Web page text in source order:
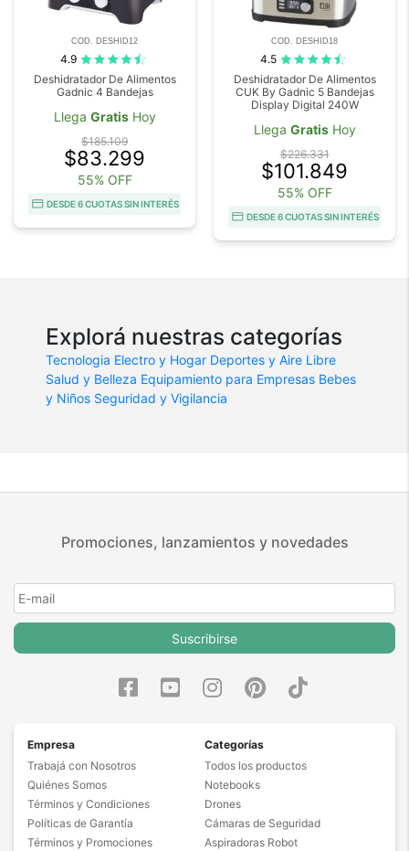
COD. DESHID12
4.9
Deshidratador De Alimentos
Gadnic 4 Bandejas
Llega GratisHoy
$185.109
$83.299
55% OFF
DESDE 6 CUOTAS SIN INTERÉS
COD. DESHID18
4.5
Deshidratador De Alimentos
CUK By Gadnic 5 Bandejas
Display Digital 240W
Llega GratisHoy
$226.331
$101.849
55% OFF
DESDE 6 CUOTAS SIN INTERÉS
Explorá nuestras categorías
Tecnologia Electro y Hogar Deportes y Aire Libre
Salud y Belleza Equipamiento para Empresas Bebes
y Niños Seguridad y Vigilancia
Promociones, lanzamientos y novedades
Suscribirse
Empresa
Trabajá con Nosotros
Quiénes Somos
Términos y Condiciones
Políticas de Garantía
Términos y Promociones
Categorías
Todos los productos
Notebooks
Drones
Cámaras de Seguridad
Aspiradoras Robot